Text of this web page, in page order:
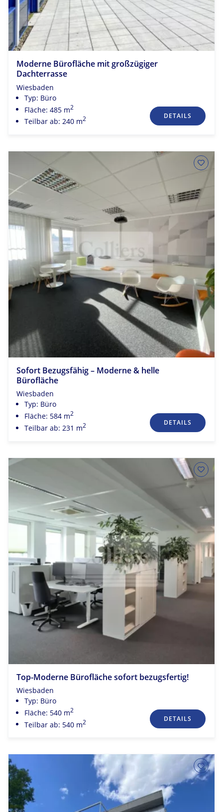
Moderne Bürofläche mit großzügiger
Dachterrasse
Wiesbaden
Typ: Büro
Fläche: 485 m2
Teilbar ab: 240 m2 DETAILS
Sofort Bezugsfähig – Moderne & helle
Bürofläche
Wiesbaden
Typ: Büro
Fläche: 584 m2
Teilbar ab: 231 m2 DETAILS
Top-Moderne Bürofläche sofort bezugsfertig!
Wiesbaden
Typ: Büro
Fläche: 540 m2
Teilbar ab: 540 m2 DETAILS